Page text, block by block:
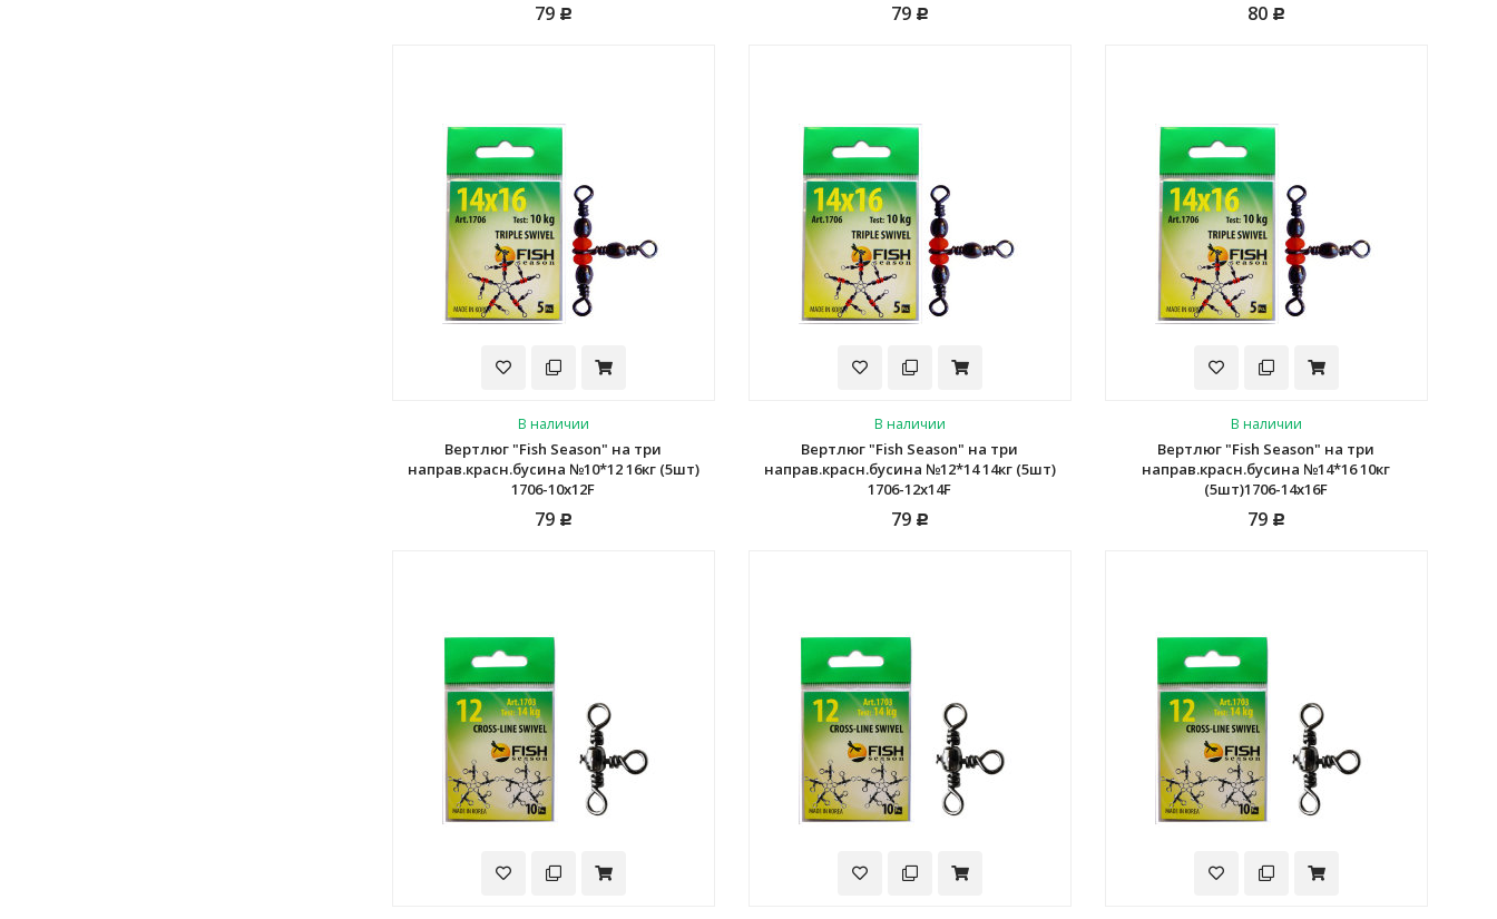
79 Р 79 Р 80 Р
В наличии
Вертлюг "Fish Season" на три
направ.красн.бусина №10*12 16кг (5шт)
1706-10х12F
79 Р
В наличии
Вертлюг "Fish Season" на три
направ.красн.бусина №12*14 14кг (5шт)
1706-12х14F
79 Р
В наличии
Вертлюг "Fish Season" на три
направ.красн.бусина №14*16 10кг
(5шт)1706-14х16F
79 Р